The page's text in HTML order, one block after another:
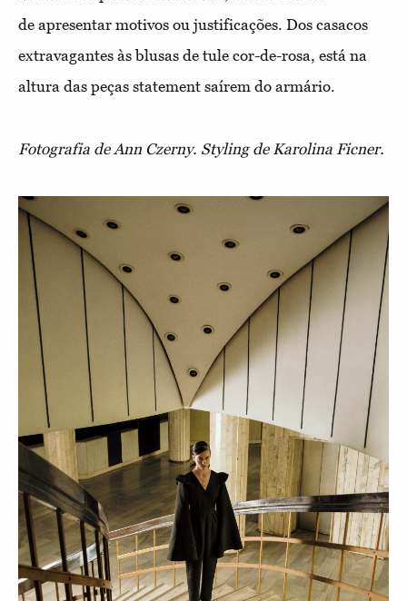
de apresentar motivos ou justificações. Dos casacos
extravagantes às blusas de tule cor-de-rosa, está na
altura das peças statement saírem do armário.
Fotografia de Ann Czerny. Styling de Karolina Ficner.